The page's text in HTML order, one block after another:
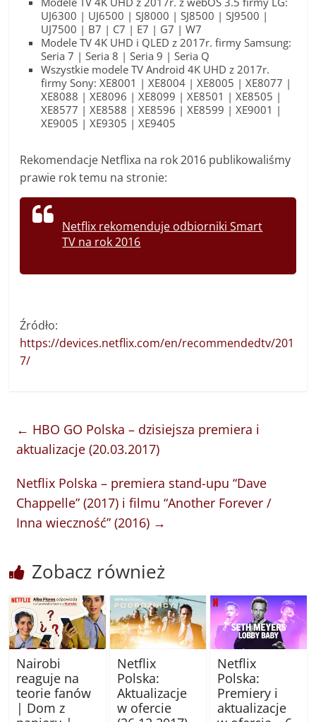
UJ6300 | UJ6500 | SJ8000 | SJ8500 | SJ9500 |
UJ7500 | B7 | C7 | E7 | G7 | W7
Modele TV 4K UHD i QLED z 2017r. firmy Samsung:
Seria 7 | Seria 8 | Seria 9 | Seria Q
Wszystkie modele TV Android 4K UHD z 2017r.
firmy Sony: XE8001 | XE8004 | XE8005 | XE8077 |
XE8088 | XE8096 | XE8099 | XE8501 | XE8505 |
XE8577 | XE8588 | XE8596 | XE8599 | XE9001 |
XE9005 | XE9305 | XE9405
Rekomendacje Netflixa na rok 2016 publikowaliśmy
prawie rok temu na stronie:
Netflix rekomenduje odbiorniki Smart
TV na rok 2016
Źródło:
https://devices.netflix.com/en/recommendedtv/201
7/
← HBO GO Polska – dzisiejsza premiera i
aktualizacje (20.03.2017)
Netflix Polska – premiera stand-upu “Dave
Chappelle” (2017) i filmu “Another Forever /
Inna wieczność” (2016) →
Zobacz również
Nairobi
reaguje na
teorie fanów
| Dom z
Netflix
Polska:
Aktualizacje
w ofercie
Netflix
Polska:
Premiery i
aktualizacje